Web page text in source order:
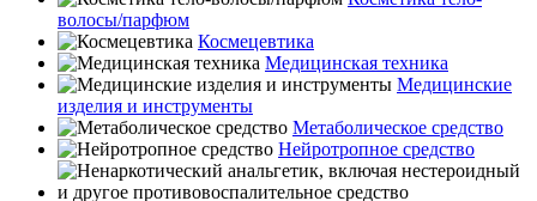
волосы/парфюм
Космецевтика
Медицинская техника
Медицинские
изделия и инструменты
Метаболическое средство
Нейротропное средство